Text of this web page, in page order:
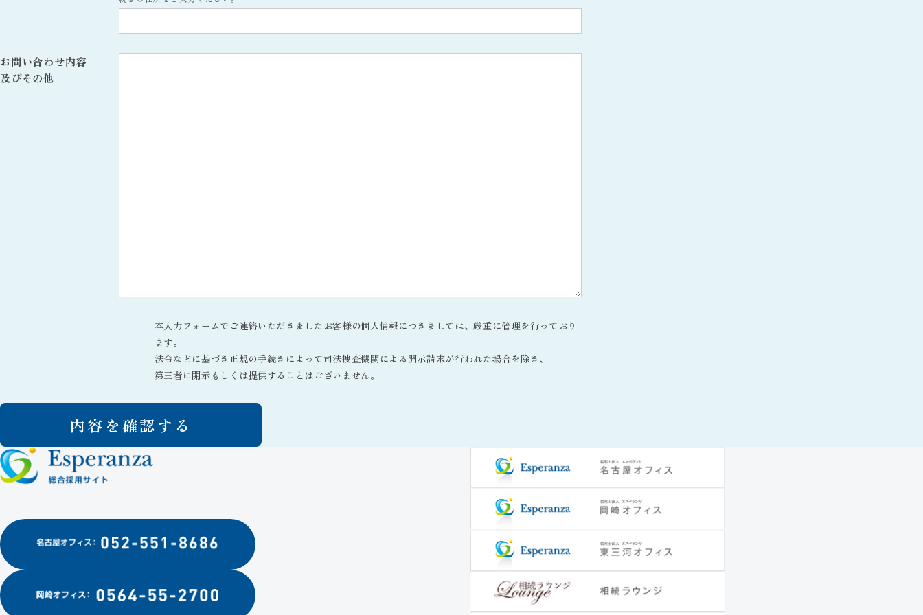
お問い合わせ内容
及びその他
本入力フォームでご連絡いただきましたお客様の個人情報につきましては、厳重に管理を行っており
ます。
法令などに基づき正規の手続きによって司法捜査機関による開示請求が行われた場合を除き、
第三者に開示もしくは提供することはございません。